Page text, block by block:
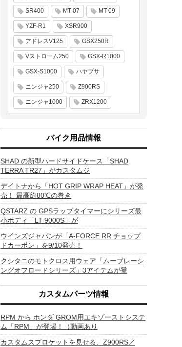
SR400 MT-07 MT-09
YZF-R1 XSR900
アドレスV125 GSX250R
Vストローム250 GSX-R1000
GSX-S1000 ハヤブサ
ニンジャ250 Z900RS
ニンジャ1000 ZRX1200
バイク用品情報
SHAD の新型ハードサイドケース「SHAD
TERRA TR27」がカスタムジ
デイトナから「HOT GRIP WRAP HEAT」が発
売！ 最高約80℃の巻き
QSTARZ の GPSラップタイマーにシリーズ最
小ボディ「LT-9000S」が
ウインズジャパンが「A-FORCE RR チョップ
ドカーボン」を9/10発売！
クシタニのモトクロス用ウェア「ムーブレーシ
ングオフロードシリーズ」3アイテムが登
カスタムパーツ情報
RPM から ホンダ GROM用エキゾーストシステ
ム「RPM」が登場！（動画あり
カスタムスプロケットを見せる、Z900RS／